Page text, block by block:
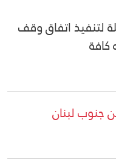
لتنفيذ اتفاق وقف
كافة
جنوب لبنان